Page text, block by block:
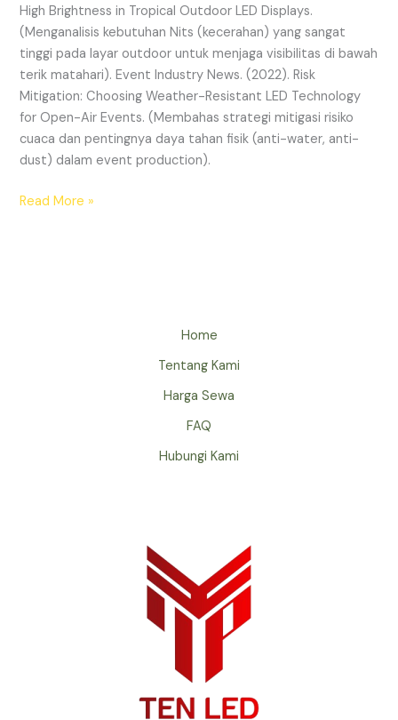
High Brightness in Tropical Outdoor LED Displays.
(Menganalisis kebutuhan Nits (kecerahan) yang sangat
tinggi pada layar outdoor untuk menjaga visibilitas di bawah
terik matahari). Event Industry News. (2022). Risk
Mitigation: Choosing Weather-Resistant LED Technology
for Open-Air Events. (Membahas strategi mitigasi risiko
cuaca dan pentingnya daya tahan fisik (anti-water, anti-
dust) dalam event production).
Read More »
Home
Tentang Kami
Harga Sewa
FAQ
Hubungi Kami